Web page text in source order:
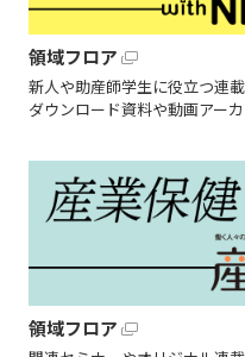
領域フロア
新人や助産師学生に役立つ連
ダウンロード資料や動画アー
領域フロア